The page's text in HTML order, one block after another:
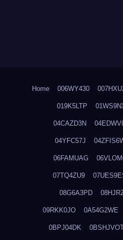
Home 006WY430
019K5LTP
04CAZD3N
04YFC57J
06FAMUAG
07TQ4ZU9
08G6A3PD
09RKK0JO 0A54G2WE
0BPJ04DK